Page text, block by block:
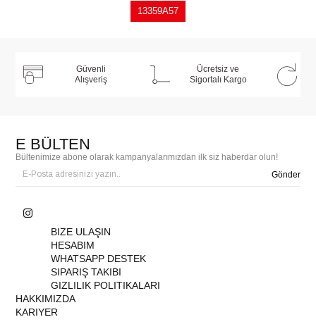
13359A57
Güvenli
Alışveriş
Ücretsiz ve
Sigortalı Kargo
E BÜLTEN
Bültenimize abone olarak kampanyalarımızdan ilk siz haberdar olun!
Gönder
BIZE ULAŞIN
HESABIM
WHATSAPP DESTEK
SIPARIŞ TAKIBI
GIZLILIK POLITIKALARI
HAKKIMIZDA
KARIYER